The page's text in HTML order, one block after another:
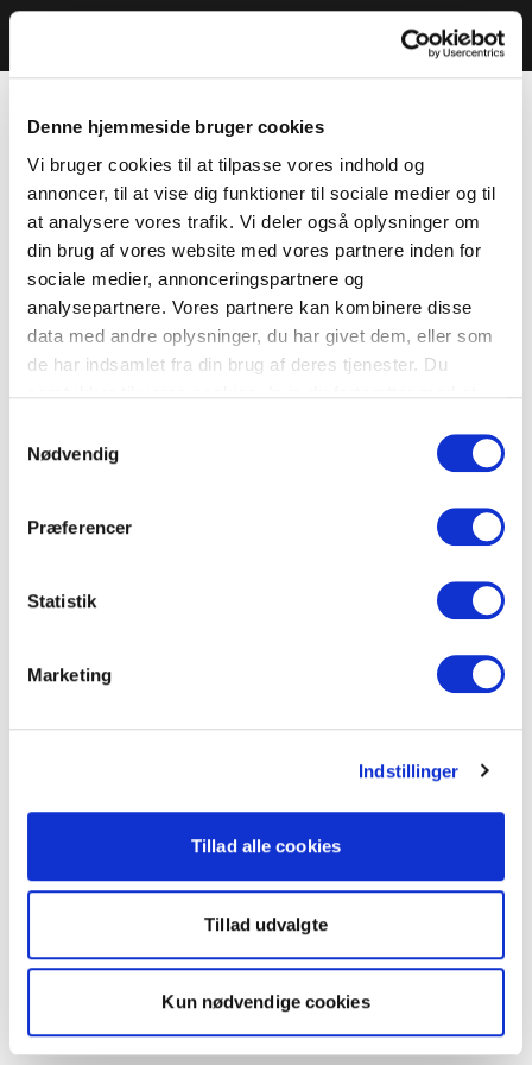
Denne hjemmeside bruger cookies
Vi bruger cookies til at tilpasse vores indhold og
annoncer, til at vise dig funktioner til sociale medier og til
at analysere vores trafik. Vi deler også oplysninger om
din brug af vores website med vores partnere inden for
sociale medier, annonceringspartnere og
analysepartnere. Vores partnere kan kombinere disse
data med andre oplysninger, du har givet dem, eller som
de har indsamlet fra din brug af deres tjenester. Du
Nødvendig
Præferencer
Statistik
Marketing
Indstillinger
Tillad alle cookies
Tillad udvalgte
Kun nødvendige cookies